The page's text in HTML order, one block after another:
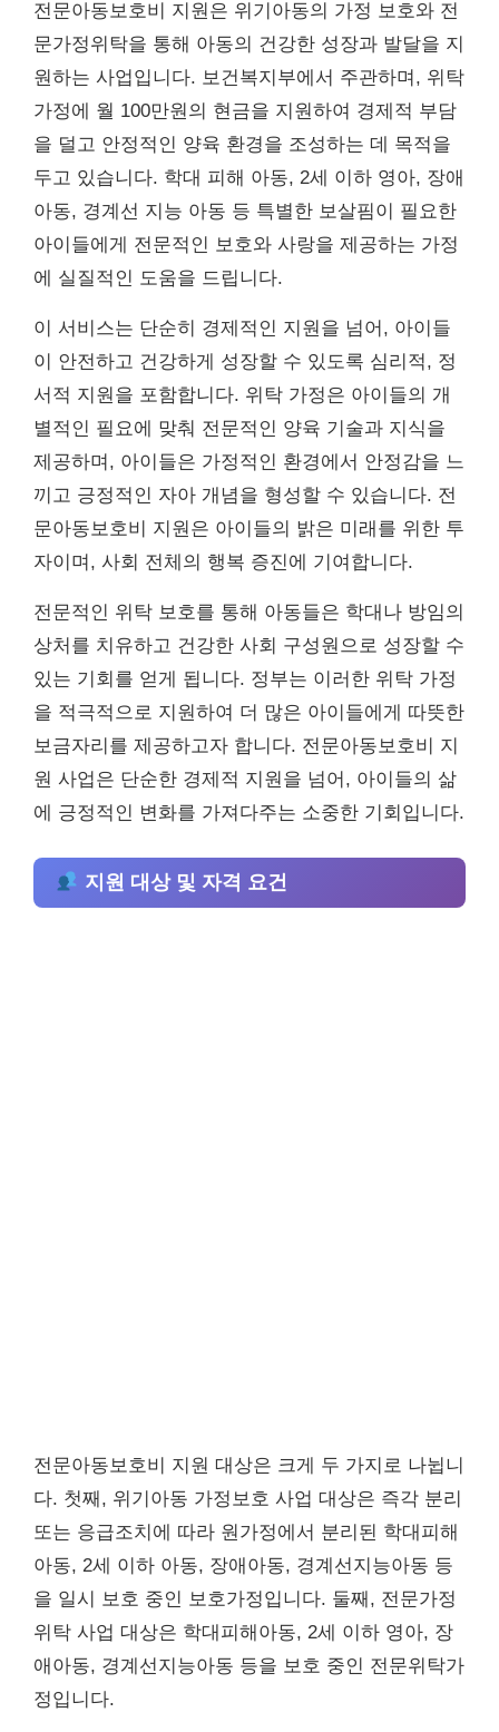
전문아동보호비 지원은 위기아동의 가정 보호와 전
문가정위탁을 통해 아동의 건강한 성장과 발달을 지
원하는 사업입니다. 보건복지부에서 주관하며, 위탁
가정에 월 100만원의 현금을 지원하여 경제적 부담
을 덜고 안정적인 양육 환경을 조성하는 데 목적을
두고 있습니다. 학대 피해 아동, 2세 이하 영아, 장애
아동, 경계선 지능 아동 등 특별한 보살핌이 필요한
아이들에게 전문적인 보호와 사랑을 제공하는 가정
에 실질적인 도움을 드립니다.
이 서비스는 단순히 경제적인 지원을 넘어, 아이들
이 안전하고 건강하게 성장할 수 있도록 심리적, 정
서적 지원을 포함합니다. 위탁 가정은 아이들의 개
별적인 필요에 맞춰 전문적인 양육 기술과 지식을
제공하며, 아이들은 가정적인 환경에서 안정감을 느
끼고 긍정적인 자아 개념을 형성할 수 있습니다. 전
문아동보호비 지원은 아이들의 밝은 미래를 위한 투
자이며, 사회 전체의 행복 증진에 기여합니다.
전문적인 위탁 보호를 통해 아동들은 학대나 방임의
상처를 치유하고 건강한 사회 구성원으로 성장할 수
있는 기회를 얻게 됩니다. 정부는 이러한 위탁 가정
을 적극적으로 지원하여 더 많은 아이들에게 따뜻한
보금자리를 제공하고자 합니다. 전문아동보호비 지
원 사업은 단순한 경제적 지원을 넘어, 아이들의 삶
에 긍정적인 변화를 가져다주는 소중한 기회입니다.
지원 대상 및 자격 요건
전문아동보호비 지원 대상은 크게 두 가지로 나뉩니
다. 첫째, 위기아동 가정보호 사업 대상은 즉각 분리
또는 응급조치에 따라 원가정에서 분리된 학대피해
아동, 2세 이하 아동, 장애아동, 경계선지능아동 등
을 일시 보호 중인 보호가정입니다. 둘째, 전문가정
위탁 사업 대상은 학대피해아동, 2세 이하 영아, 장
애아동, 경계선지능아동 등을 보호 중인 전문위탁가
정입니다.